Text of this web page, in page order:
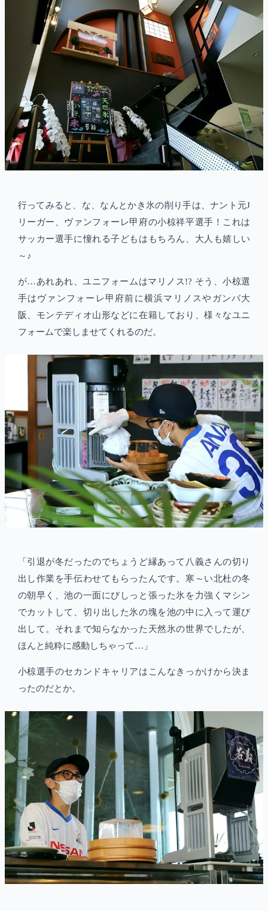
行ってみると、な、なんとかき氷の削り手は、ナント元J
リーガー、ヴァンフォーレ甲府の小椋祥平選手！これは
サッカー選手に憧れる子どもはもちろん、大人も嬉しい
～♪
が…あれあれ、ユニフォームはマリノス!? そう、小椋選
手はヴァンフォーレ甲府前に横浜マリノスやガンバ大
阪、モンテディオ山形などに在籍しており、様々なユニ
フォームで楽しませてくれるのだ。
「引退が冬だったのでちょうど縁あって八義さんの切り
出し作業を手伝わせてもらったんです。寒～い北杜の冬
の朝早く、池の一面にびしっと張った氷を力強くマシン
でカットして、切り出した氷の塊を池の中に入って運び
出して。それまで知らなかった天然氷の世界でしたが、
ほんと純粋に感動しちゃって…」
小椋選手のセカンドキャリアはこんなきっかけから決ま
ったのだとか。